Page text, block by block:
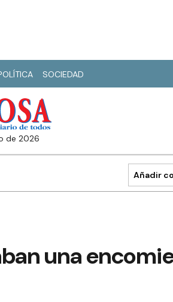
SOCIEDAD
de 2026
Añadir
una